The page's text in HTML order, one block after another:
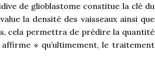
de glioblastome constitue la clé du
la densité des vaisseaux ainsi que
cela permettra de prédire la quantité
« qu’ultimement, le traitement